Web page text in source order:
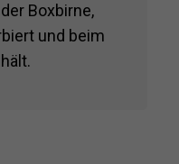
Boxbirne,
und beim